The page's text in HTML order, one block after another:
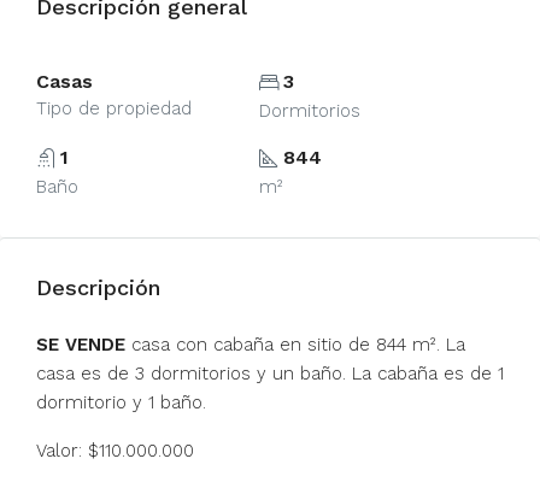
Descripción general
Casas
Tipo de propiedad
3
Dormitorios
1
Baño
844
m²
Descripción
SE VENDE casa con cabaña en sitio de 844 m². La
casa es de 3 dormitorios y un baño. La cabaña es de 1
dormitorio y 1 baño.
Valor: $110.000.000